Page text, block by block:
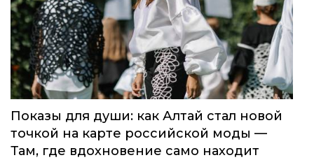
Показы для души: как Алтай стал новой
точкой на карте российской моды —
Там, где вдохновение само находит